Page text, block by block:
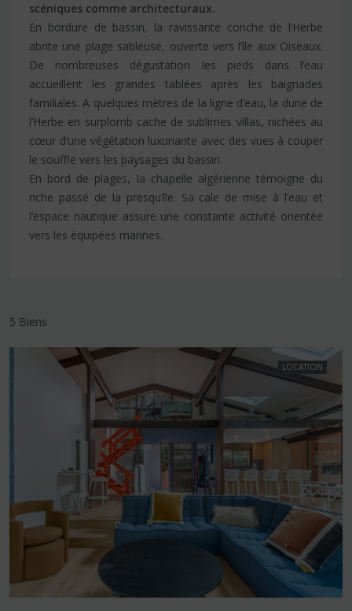
scéniques comme architecturaux.
En bordure de bassin, la ravissante conche de l’Herbe
abrite une plage sableuse, ouverte vers l’île aux Oiseaux.
De nombreuses dégustation les pieds dans l’eau
accueillent les grandes tablées après les baignades
familiales. A quelques mètres de la ligne d’eau, la dune de
l’Herbe en surplomb cache de sublimes villas, nichées au
cœur d’une végétation luxuriante avec des vues à couper
le souffle vers les paysages du bassin.
En bord de plages, la chapelle algérienne témoigne du
riche passé de la presqu’île. Sa cale de mise à l’eau et
l’espace nautique assure une constante activité orientée
vers les équipées marines.
5 Biens
LOCATION